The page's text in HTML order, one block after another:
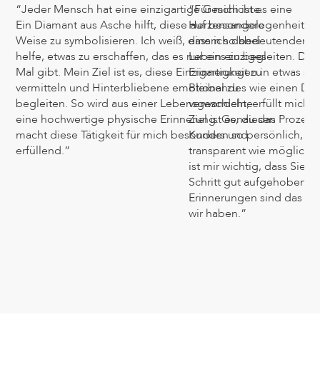
“Jeder Mensch hat eine einzigartige Geschichte.
Ein Diamant aus Asche hilft, diese auf besondere
Weise zu symbolisieren. Ich weiß, dass ich dabei
helfe, etwas zu erschaffen, das es nur ein einziges
Mal gibt. Mein Ziel ist es, diese Einzigartigkeit zu
vermitteln und Hinterbliebene emotional zu
begleiten. So wird aus einer Lebensgeschichte
eine hochwertige physische Erinnerung. Genau das
macht diese Tätigkeit für mich besonders und
erfüllend.”
“Für mich ist es eine
Herzensangelegenheit,
einem so bedeutenden
Lebens zu begleiten.
Erinnerungen in etwas
Bleibendes wie einen
verwandeln, erfüllt mich
Ziel ist es, diesen
Kunden so persönlich,
transparent wie möglich
ist mir wichtig, dass Sie
Schritt gut aufgehoben
Erinnerungen sind das
wir haben.”